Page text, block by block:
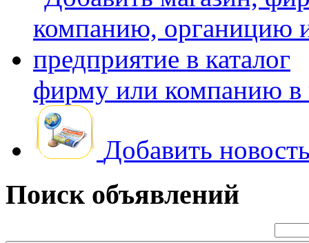
фирму или компанию в
Добавить
Поиск объявлений